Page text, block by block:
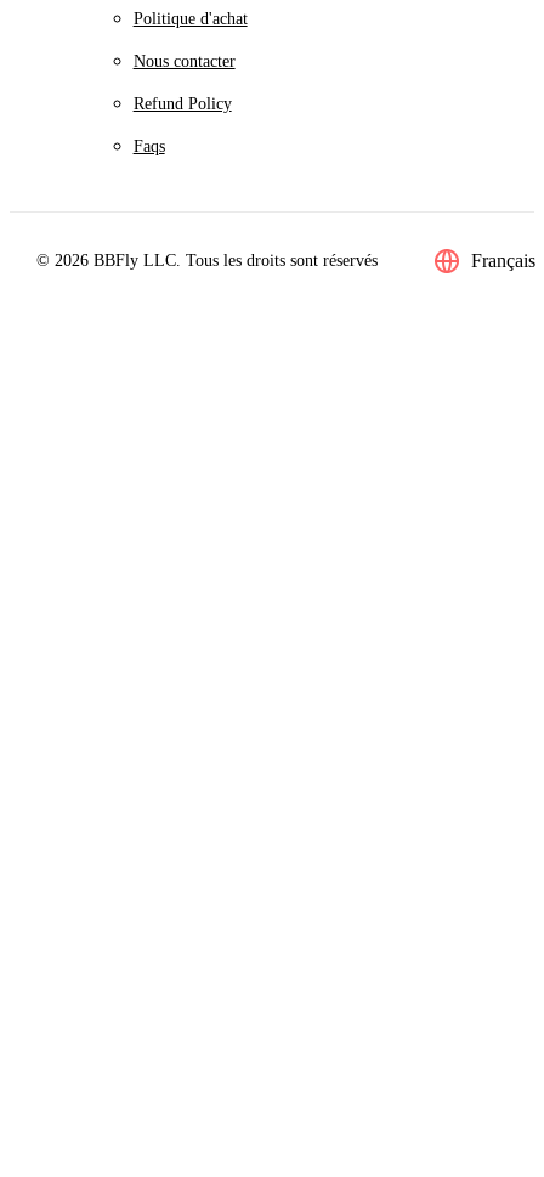
Politique d'achat
Nous contacter
Refund Policy
Faqs
© 2026 BBFly LLC. Tous les droits sont réservés Français